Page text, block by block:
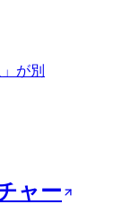
が別
ャー